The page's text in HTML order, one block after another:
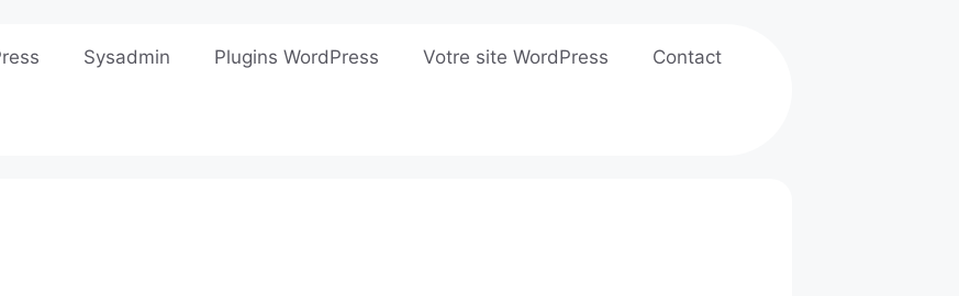
Sysadmin Plugins WordPress Votre site WordPress Contact